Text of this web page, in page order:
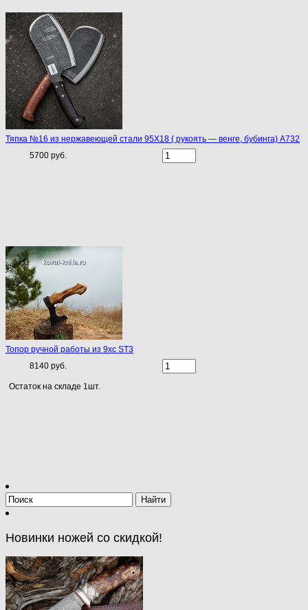
Тяпка №16 из нержавеющей стали 95Х18 ( рукоять — венге, бубинга) A732
5700 руб.
Топор ручной работы из 9хс ST3
8140 руб.
Остаток на складе 1шт.
Новинки ножей со скидкой!